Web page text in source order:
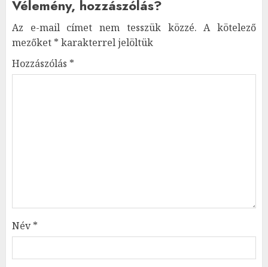
Vélemény, hozzászólás?
Az e-mail címet nem tesszük közzé. A kötelező
mezőket * karakterrel jelöltük
Hozzászólás *
Név*